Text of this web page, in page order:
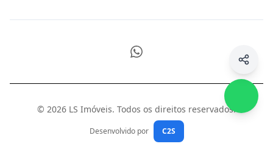
WhatsApp
© 2026 LS Imóveis. Todos os direitos reservados.
Desenvolvido por C2S